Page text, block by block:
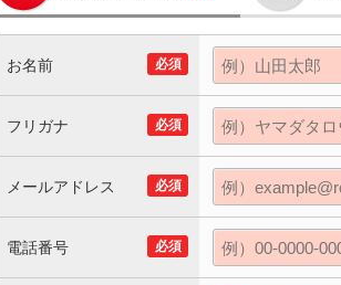
必須
お名前
必須
フリガナ
必須
メールアドレス
必須
電話番号